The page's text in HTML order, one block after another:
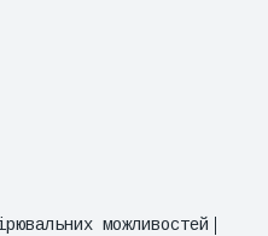
можливостей